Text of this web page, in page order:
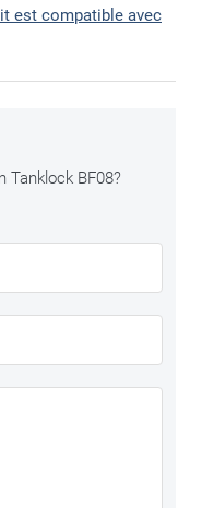
est compatible avec
Tanklock BF08?